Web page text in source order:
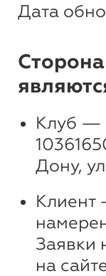
Дата
Клуб —
Дону,
Клиент
Заявки
на